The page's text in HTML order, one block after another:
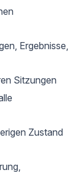
Ergebnisse,
Sitzungen
Zustand